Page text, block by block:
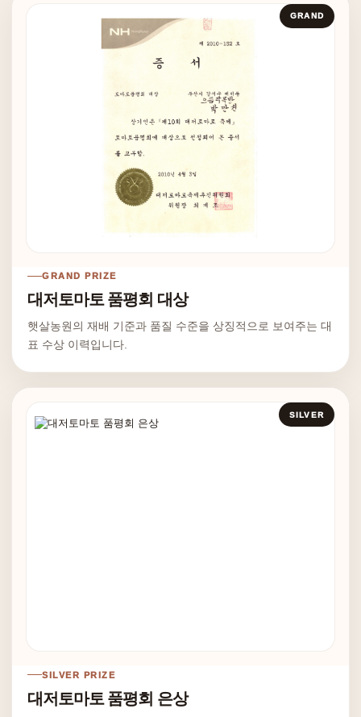
GRAND
GRAND PRIZE
대저토마토 품평회 대상
햇살농원의 재배 기준과 품질 수준을 상징적으로 보여주는 대
표 수상 이력입니다.
SILVER
SILVER PRIZE
대저토마토 품평회 은상